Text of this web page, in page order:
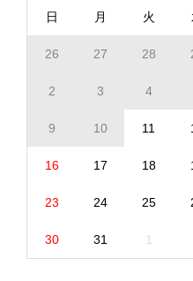
日 月 火
26 27 28
2 3 4
9 10 11
16 17 18
23 24 25
30 31 1